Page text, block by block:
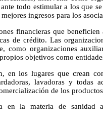
todo estimular a los que
ingresos para los
financieras que beneficien
de crédito. Las
como organizaciones
objetivos como
en los lugares que crean
lavadoras y todas
de los
en la materia de